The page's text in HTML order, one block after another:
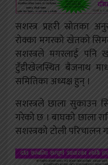
सशस्त्र प्रहरी स्रोतका
रोक्का मगरको खेतको
सशस्त्रले मगरलाई पनि
टुँडीखेलस्थित बैजनाथ
समितिका अध्यक्ष हुन् ।
सशस्त्रले छाला सुकाउन
गरेको छ । बाघको छाला
सशस्त्रको टोली परिचालन